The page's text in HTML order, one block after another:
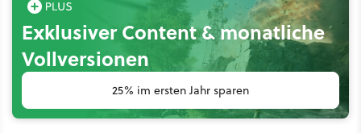
Exklusiver Content & monatliche
Vollversionen
25% im ersten Jahr sparen